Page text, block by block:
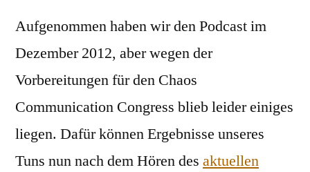
Aufgenommen haben wir den Podcast im
Dezember 2012, aber wegen der
Vorbereitungen für den Chaos
Communication Congress blieb leider einiges
liegen. Dafür können Ergebnisse unseres
Tuns nun nach dem Hören des aktuellen